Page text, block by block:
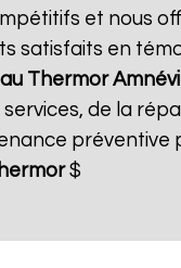
et nous
satisfaits en
Thermor
de la
préventive
$